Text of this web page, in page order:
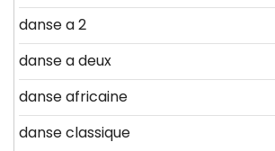
danse a 2
danse a deux
danse africaine
danse classique